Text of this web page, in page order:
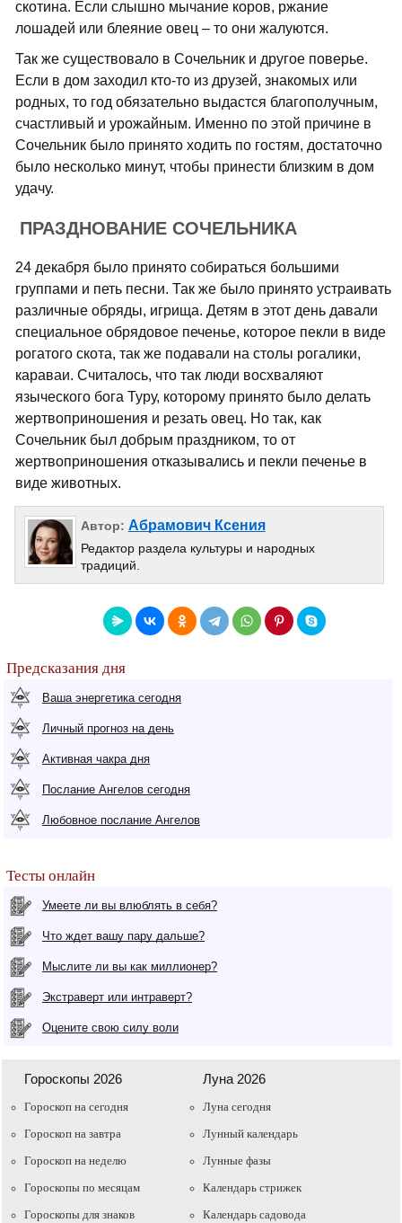
скотина. Если слышно мычание коров, ржание
лошадей или блеяние овец – то они жалуются.
Так же существовало в Сочельник и другое поверье.
Если в дом заходил кто-то из друзей, знакомых или
родных, то год обязательно выдастся благополучным,
счастливый и урожайным. Именно по этой причине в
Сочельник было принято ходить по гостям, достаточно
было несколько минут, чтобы принести близким в дом
удачу.
ПРАЗДНОВАНИЕ СОЧЕЛЬНИКА
24 декабря было принято собираться большими
группами и петь песни. Так же было принято устраивать
различные обряды, игрища. Детям в этот день давали
специальное обрядовое печенье, которое пекли в виде
рогатого скота, так же подавали на столы рогалики,
караваи. Считалось, что так люди восхваляют
языческого бога Туру, которому принято было делать
жертвоприношения и резать овец. Но так, как
Сочельник был добрым праздником, то от
жертвоприношения отказывались и пекли печенье в
виде животных.
Автор: Абрамович Ксения
Редактор раздела культуры и народных
традиций.
Предсказания дня
Ваша энергетика сегодня
Личный прогноз на день
Активная чакра дня
Послание Ангелов сегодня
Любовное послание Ангелов
Тесты онлайн
Умеете ли вы влюблять в себя?
Что ждет вашу пару дальше?
Мыслите ли вы как миллионер?
Экстраверт или интраверт?
Оцените свою силу воли
Гороскопы 2026
Гороскоп на сегодня
Гороскоп на завтра
Гороскоп на неделю
Гороскопы по месяцам
Гороскопы для знаков
Луна 2026
Луна сегодня
Лунный календарь
Лунные фазы
Календарь стрижек
Календарь садовода